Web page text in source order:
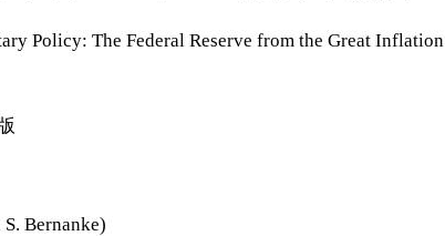
Policy: The Federal Reserve from the Great Inflation
Bernanke)